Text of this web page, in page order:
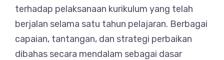
terhadap pelaksanaan kurikulum yang telah
berjalan selama satu tahun pelajaran. Berbagai
capaian, tantangan, dan strategi perbaikan
dibahas secara mendalam sebagai dasar